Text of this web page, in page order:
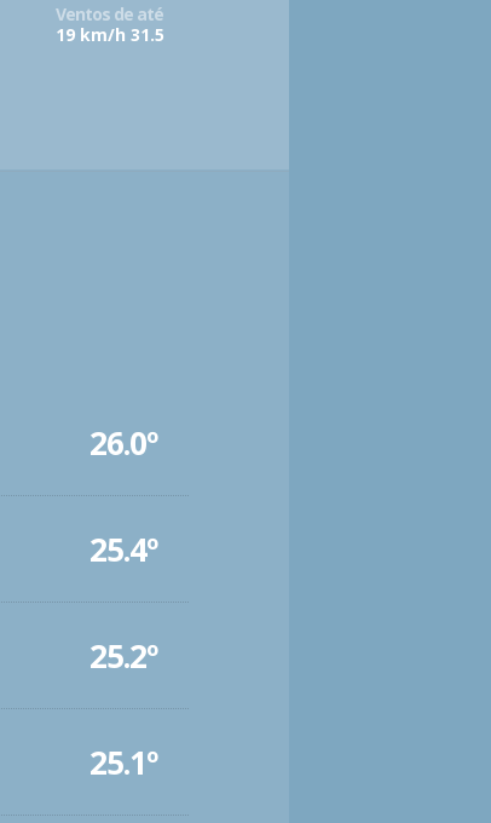
Ventos de até
19 km/h 31.5
26.0º
25.4º
25.2º
25.1º